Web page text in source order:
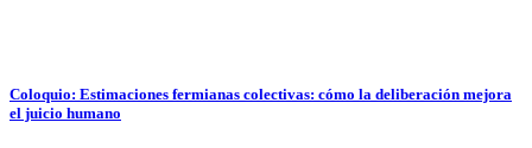
Coloquio: Estimaciones fermianas colectivas: cómo la deliberación mejora
el juicio humano